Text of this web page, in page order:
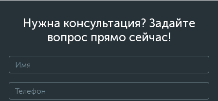
Нужна консультация? Задайте
вопрос прямо сейчас!